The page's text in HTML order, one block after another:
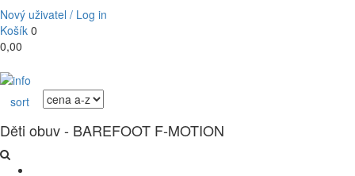
Nový uživatel / Log in
Košík 0
0,00
sort
Děti obuv - BAREFOOT F-MOTION